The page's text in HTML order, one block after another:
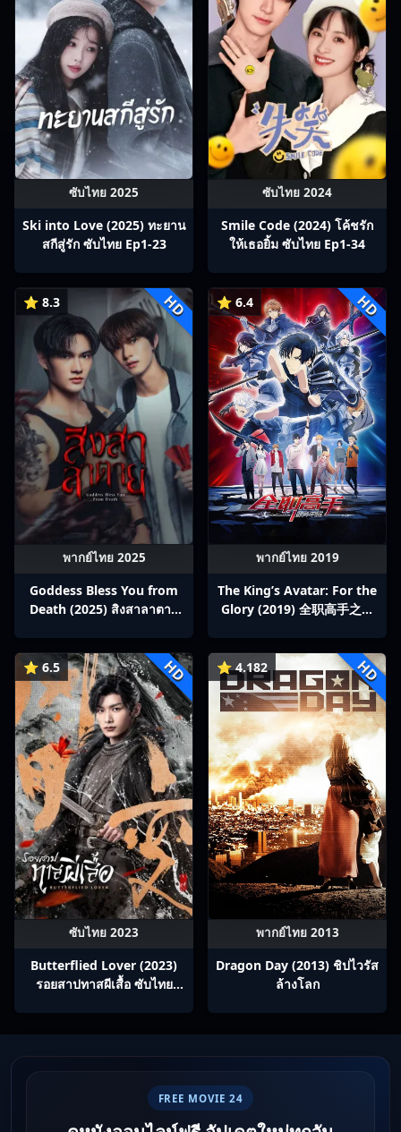
ซับไทย 2025
Ski into Love (2025) ทะยาน
สกีสู่รัก ซับไทย Ep1-23
ซับไทย 2024
Smile Code (2024) โค้ชรัก
ให้เธอยิ้ม ซับไทย Ep1-34
⭐ 8.3 HD
พากย์ไทย 2025
Goddess Bless You from
Death (2025) สิงสาลาตาย
⭐ 6.4 HD
พากย์ไทย 2019
The King’s Avatar: For the
Glory (2019) 全职高手之巅
⭐ 6.5 HD
ซับไทย 2023
Butterflied Lover (2023)
รอยสาปทาสผีเสื้อ ซับไทย
⭐ 4.182 HD
พากย์ไทย 2013
Dragon Day (2013) ชิปไวรัส
ล้างโลก
FREE MOVIE 24